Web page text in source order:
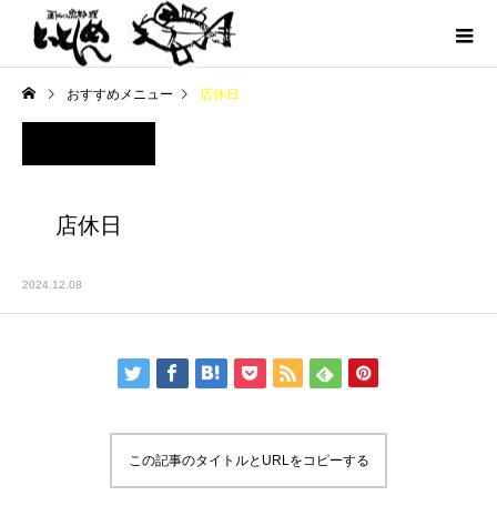
おすすめメニュー 店休日
店休日
2024.12.08
この記事のタイトルとURLをコピーする